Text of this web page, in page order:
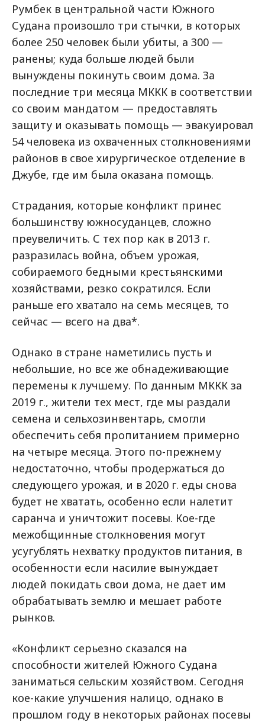
Румбек в центральной части Южного
Судана произошло три стычки, в которых
более 250 человек были убиты, а 300 —
ранены; куда больше людей были
вынуждены покинуть своим дома. За
последние три месяца МККК в соответствии
со своим мандатом — предоставлять
защиту и оказывать помощь — эвакуировал
54 человека из охваченных столкновениями
районов в свое хирургическое отделение в
Джубе, где им была оказана помощь.
Страдания, которые конфликт принес
большинству южносуданцев, сложно
преувеличить. С тех пор как в 2013 г.
разразилась война, объем урожая,
собираемого бедными крестьянскими
хозяйствами, резко сократился. Если
раньше его хватало на семь месяцев, то
сейчас — всего на два*.
Однако в стране наметились пусть и
небольшие, но все же обнадеживающие
перемены к лучшему. По данным МККК за
2019 г., жители тех мест, где мы раздали
семена и сельхозинвентарь, смогли
обеспечить себя пропитанием примерно
на четыре месяца. Этого по-прежнему
недостаточно, чтобы продержаться до
следующего урожая, и в 2020 г. еды снова
будет не хватать, особенно если налетит
саранча и уничтожит посевы. Кое-где
межобщинные столкновения могут
усугублять нехватку продуктов питания, в
особенности если насилие вынуждает
людей покидать свои дома, не дает им
обрабатывать землю и мешает работе
рынков.
«Конфликт серьезно сказался на
способности жителей Южного Судана
заниматься сельским хозяйством. Сегодня
кое-какие улучшения налицо, однако в
прошлом году в некоторых районах посевы